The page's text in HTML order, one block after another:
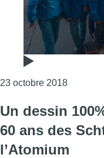
23 octobre 2018
Un dessin
60 ans des
l’Atomium